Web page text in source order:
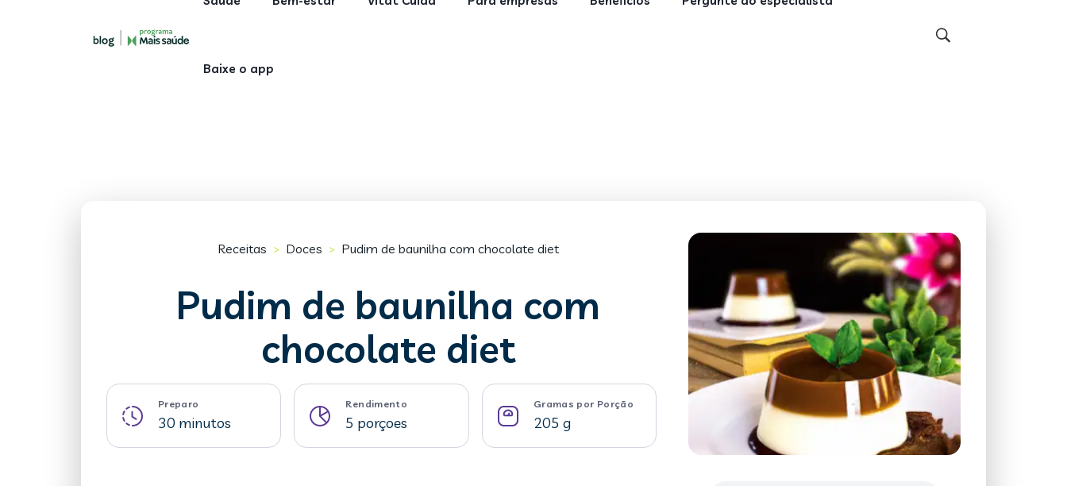
Baixe o app
Receitas > Doces > Pudim de baunilha com chocolate diet
Pudim de baunilha com
chocolate diet
Preparo
30 minutos
Rendimento
5 porçoes
Gramas por Porção
205 g